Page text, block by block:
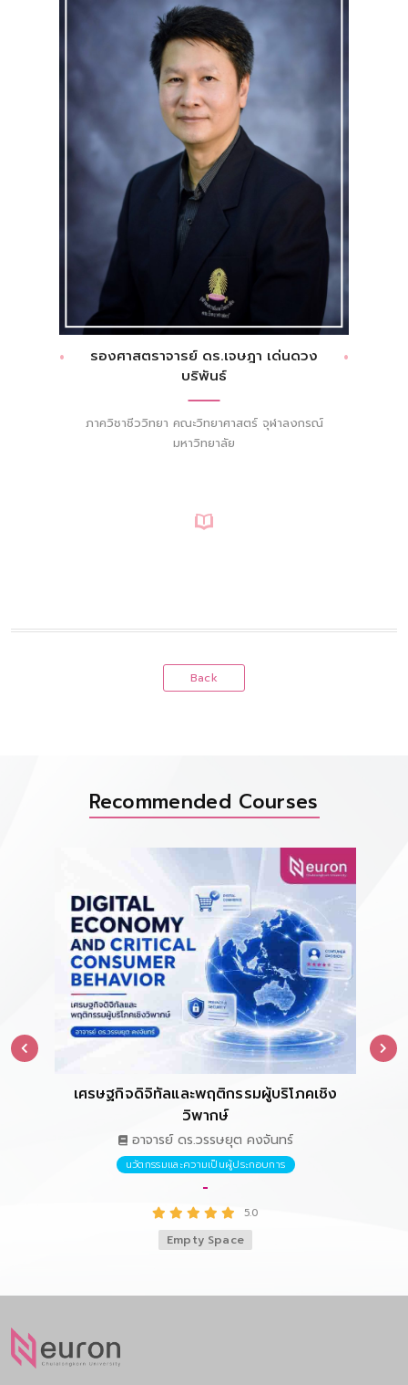
รองศาสตราจารย์ ดร.เจษฎา เด่นดวง
บริพันธ์
ภาควิชาชีววิทยา คณะวิทยาศาสตร์ จุฬาลงกรณ์
มหาวิทยาลัย
Back
Recommended Courses
เศรษฐกิจดิจิทัลและพฤติกรรมผู้บริโภคเชิง
วิพากษ์
อาจารย์ ดร.วรรษยุต คงจันทร์
นวัตกรรมและความเป็นผู้ประกอบการ
-
5.0
Empty Space